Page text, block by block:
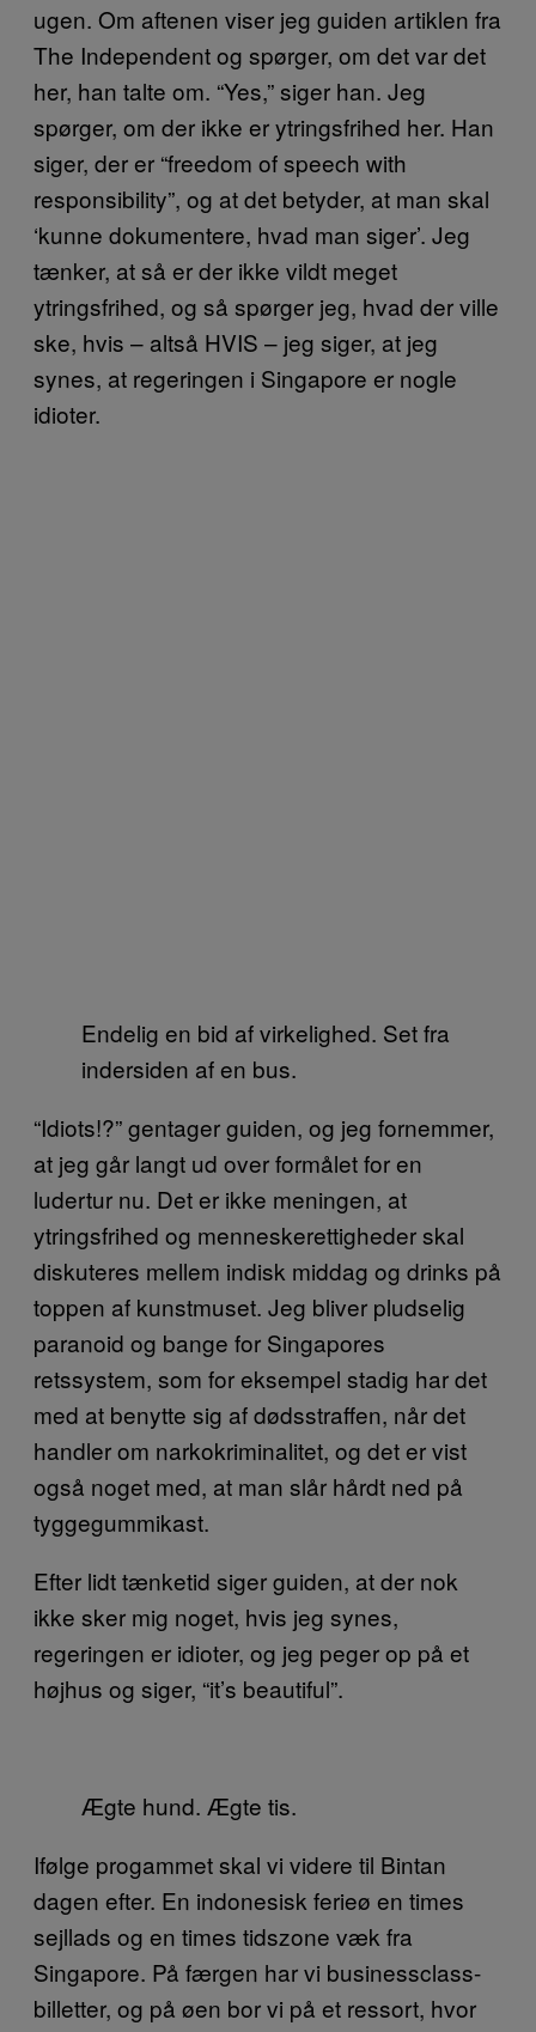
ugen. Om aftenen viser jeg guiden artiklen fra
The Independent og spørger, om det var det
her, han talte om. “Yes,” siger han. Jeg
spørger, om der ikke er ytringsfrihed her. Han
siger, der er “freedom of speech with
responsibility”, og at det betyder, at man skal
‘kunne dokumentere, hvad man siger’. Jeg
tænker, at så er der ikke vildt meget
ytringsfrihed, og så spørger jeg, hvad der ville
ske, hvis – altså HVIS – jeg siger, at jeg
synes, at regeringen i Singapore er nogle
idioter.
Endelig en bid af virkelighed. Set fra
indersiden af en bus.
“Idiots!?” gentager guiden, og jeg fornemmer,
at jeg går langt ud over formålet for en
ludertur nu. Det er ikke meningen, at
ytringsfrihed og menneskerettigheder skal
diskuteres mellem indisk middag og drinks på
toppen af kunstmuset. Jeg bliver pludselig
paranoid og bange for Singapores
retssystem, som for eksempel stadig har det
med at benytte sig af dødsstraffen, når det
handler om narkokriminalitet, og det er vist
også noget med, at man slår hårdt ned på
tyggegummikast.
Efter lidt tænketid siger guiden, at der nok
ikke sker mig noget, hvis jeg synes,
regeringen er idioter, og jeg peger op på et
højhus og siger, “it’s beautiful”.
Ægte hund. Ægte tis.
Ifølge progammet skal vi videre til Bintan
dagen efter. En indonesisk ferieø en times
sejllads og en times tidszone væk fra
Singapore. På færgen har vi businessclass-
billetter, og på øen bor vi på et ressort, hvor